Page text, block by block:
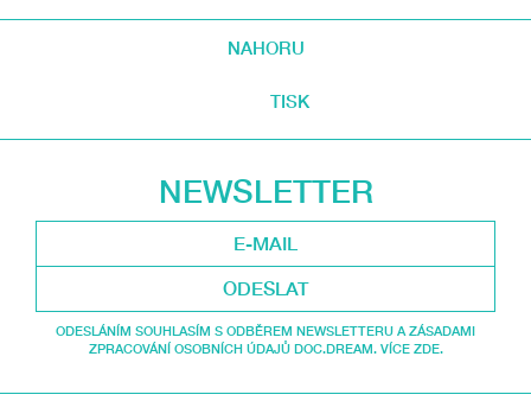
NAHORU
TISK
NEWSLETTER
ODESLAT
ODESLÁNÍM SOUHLASÍM S ODBĚREM NEWSLETTERU A ZÁSADAMI
ZPRACOVÁNÍ OSOBNÍCH ÚDAJŮ DOC.DREAM. VÍCE ZDE.